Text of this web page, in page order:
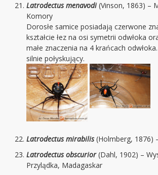
Latrodectus menavodi(Vinson, 1863) –
Komory
Dorosłe samice posiadają czerwone
kształcie łez na osi symetrii odwłoka
małe znaczenia na 4 krańcach
silnie połyskujący.
Latrodectus mirabilis(Holmberg, 1876)
Latrodectus obscurior(Dahl, 1902) –
Przylądka, Madagaskar